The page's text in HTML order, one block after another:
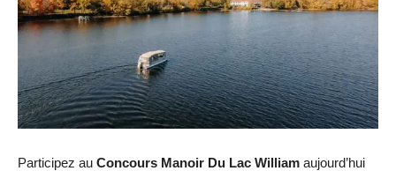
Participez au Concours Manoir Du Lac William aujourd’hui